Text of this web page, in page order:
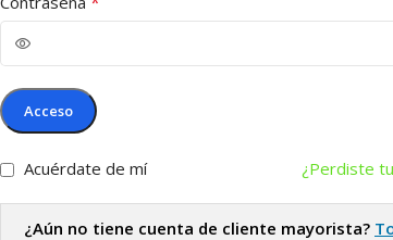
Acceso
¿Perdiste
Acuérdate de mí
¿Aún no tiene cuenta de cliente mayorista?